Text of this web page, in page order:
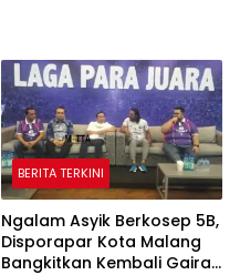
BERITA TERKINI
Ngalam Asyik Berkosep 5B,
Disporapar Kota Malang
Bangkitkan Kembali Gairah